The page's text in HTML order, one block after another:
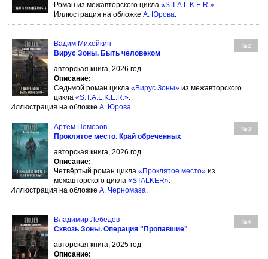
Роман из межавторского цикла «S.T.A.L.K.E.R.».
Иллюстрация на обложке А. Юрова.
Вадим Михейкин №2
Вирус Зоны. Быть человеком
авторская книга, 2026 год
Описание:
Седьмой роман цикла «Вирус Зоны» из межавторского
цикла «S.T.A.L.K.E.R.».
Иллюстрация на обложке А. Юрова.
Артём Помозов №3
Проклятое место. Край обреченных
авторская книга, 2026 год
Описание:
Четвёртый роман цикла «Проклятое место» из
межавторского цикла «STALKER».
Иллюстрация на обложке А. Черномаза.
Владимир Лебедев №4
Сквозь Зоны. Операция "Пропавшие"
авторская книга, 2025 год
Описание: